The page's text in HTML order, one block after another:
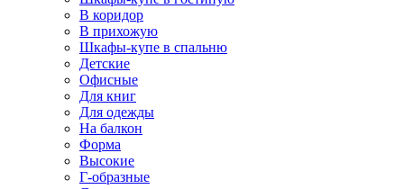
В коридор
В прихожую
Шкафы-купе в спальню
Детские
Офисные
Для книг
Для одежды
На балкон
Форма
Высокие
Г-образные